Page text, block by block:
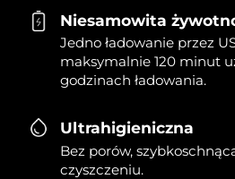
Niesamowita
Jedno ładowanie przez
maksymalnie 120 minut
godzinach ładowania.
Ultrahigieniczna
Bez porów,
czyszczeniu.